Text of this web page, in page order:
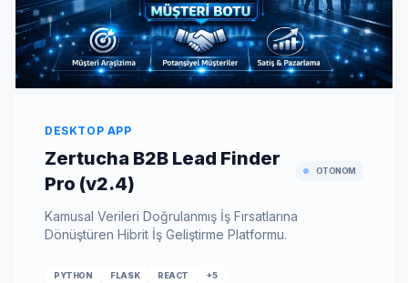
DESKTOP APP
Zertucha B2B Lead Finder
Pro (v2.4)
OTONOM
Kamusal Verileri Doğrulanmış İş Fırsatlarına
Dönüştüren Hibrit İş Geliştirme Platformu.
PYTHON FLASK REACT +5